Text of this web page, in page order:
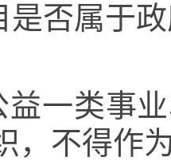
是否属于
益一类事
，不得作